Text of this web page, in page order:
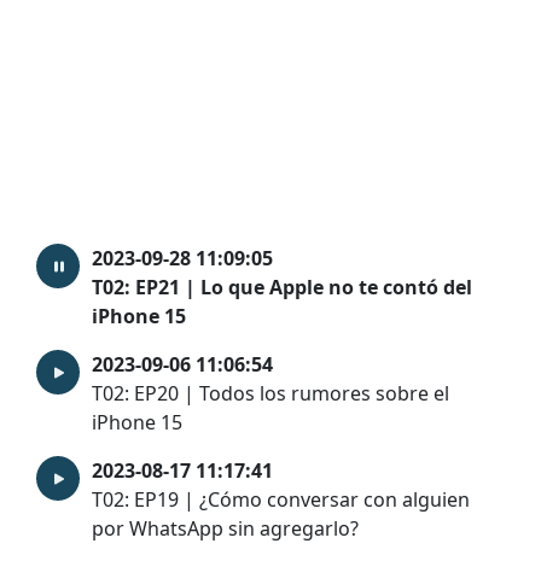
2023-09-28 11:09:05
T02: EP21 | Lo que Apple no te contó del
iPhone 15
2023-09-06 11:06:54
T02: EP20 | Todos los rumores sobre el
iPhone 15
2023-08-17 11:17:41
T02: EP19 | ¿Cómo conversar con alguien
por WhatsApp sin agregarlo?